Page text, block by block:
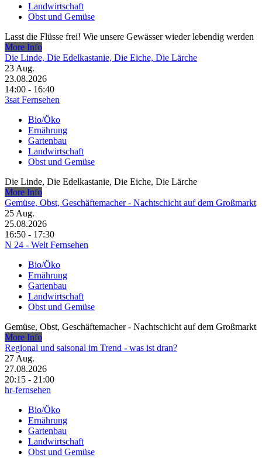
Landwirtschaft
Obst und Gemüse
Lasst die Flüsse frei! Wie unsere Gewässer wieder lebendig werden
More Info
Die Linde, Die Edelkastanie, Die Eiche, Die Lärche
23 Aug.
23.08.2026
14:00 - 16:40
3sat Fernsehen
Bio/Öko
Ernährung
Gartenbau
Landwirtschaft
Obst und Gemüse
Die Linde, Die Edelkastanie, Die Eiche, Die Lärche
More Info
Gemüse, Obst, Geschäftemacher - Nachtschicht auf dem Großmarkt
25 Aug.
25.08.2026
16:50 - 17:30
N 24 - Welt Fernsehen
Bio/Öko
Ernährung
Gartenbau
Landwirtschaft
Obst und Gemüse
Gemüse, Obst, Geschäftemacher - Nachtschicht auf dem Großmarkt
More Info
Regional und saisonal im Trend - was ist dran?
27 Aug.
27.08.2026
20:15 - 21:00
hr-fernsehen
Bio/Öko
Ernährung
Gartenbau
Landwirtschaft
Obst und Gemüse